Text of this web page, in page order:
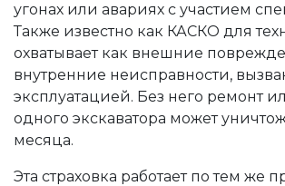
угонах или авариях с участием
Также известно как КАСКО для
охватывает как внешние
внутренние неисправности,
эксплуатацией. Без него ремонт
одного экскаватора может
месяца.
Эта страховка работает по тем же